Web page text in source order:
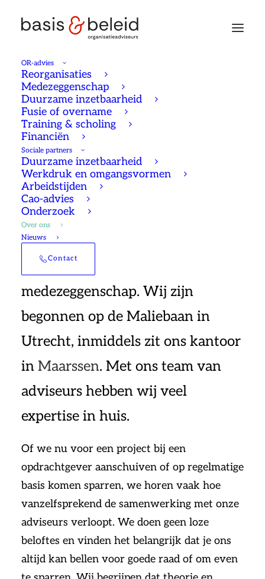
OR-advies
Reorganisaties
Medezeggenschap
Duurzame inzetbaarheid
Fusie of overname
Training & scholing
Financiën
Sociale partners
Duurzame inzetbaarheid
Werkdruk en omgangsvormen
Arbeidstijden
Cao-advies
Onderzoek
Over ons
Nieuws
Contact
Over ons
Basis & Beleid is in 1991 opgericht
als onafhankelijk bureau voor
medezeggenschap. Wij zijn
begonnen op de Maliebaan in
Utrecht, inmiddels zit ons kantoor
in Maarssen. Met ons team van
adviseurs hebben wij veel
expertise in huis.
Of we nu voor een project bij een
opdrachtgever aanschuiven of op regelmatige
basis komen sparren, we horen vaak hoe
vanzelfsprekend de samenwerking met onze
adviseurs verloopt. We doen geen loze
beloftes en vinden het belangrijk dat je ons
altijd kan bellen voor goede raad of om even